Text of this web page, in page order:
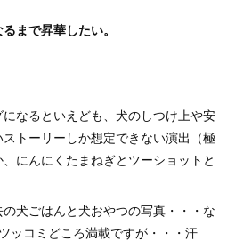
まで昇華したい。
なるといえども、犬のしつけ上や安
トーリーしか想定できない演出（極
にんにくたまねぎとツーショットと
犬ごはんと犬おやつの写真・・・な
ッコミどころ満載ですが・・・汗